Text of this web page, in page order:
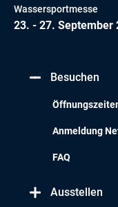
Wassersportmesse
23. - 27. September
Besuchen
Anmeldung
FAQ
Ausstellen